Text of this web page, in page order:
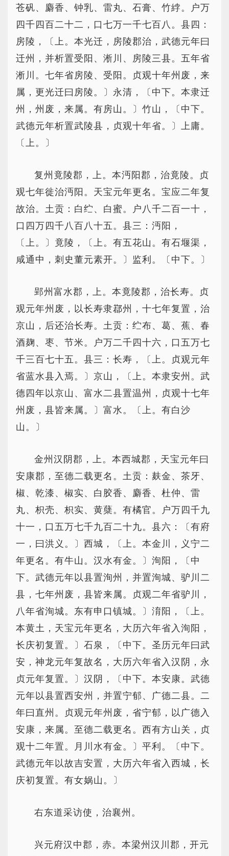
苍矾、麝香、钟乳、雷丸、石膏、竹綍。户万
四千四百二十二，口七万一千七百八。县四：
房陵，〔上。本光迁，房陵郡治，武德元年曰
迁州，并析置受阳、淅川、房陵三县。五年省
淅川。七年省房陵、受阳。贞观十年州废，来
属，更光迁曰房陵。〕永清，〔中下。本隶迁
州，州废，来属。有房山。〕竹山，〔中下。
武德元年析置武陵县，贞观十年省。〕上庸。
〔上。〕
复州竟陵郡，上。本沔阳郡，治竟陵。贞
观七年徙治沔阳。天宝元年更名。宝应二年复
故治。土贡：白纻、白蜜。户八千二百一十，
口四万四千八百八十五。县三：沔阳，
〔上。〕竟陵，〔上。有五花山。有石堰渠，
咸通中，刺史董元素开。〕监利。〔中下。〕
郢州富水郡，上。本竟陵郡，治长寿。贞
观元年州废，以长寿隶鄀州，十七年复置，治
京山，后还治长寿。土贡：纻布、葛、蕉、春
酒麹、枣、节米。户万二千四十六，口五万七
千三百七十五。县三：长寿，〔上。贞观元年
省蓝水县入焉。〕京山，〔上。本隶安州。武
德四年以京山、富水二县置温州，贞观十七年
州废，县皆来属。〕富水。〔上。有白沙
山。〕
金州汉阴郡，上。本西城郡，天宝元年曰
安康郡，至德二载更名。土贡：麸金、茶牙、
椒、乾漆、椒实、白胶香、麝香、杜仲、雷
丸、枳壳、枳实、黄蘖。有橘官。户万四千九
十一，口五万七千九百二十九。县六：〔有府
一，曰洪义。〕西城，〔上。本金川，义宁二
年更名。有牛山。汉水有金。〕洵阳，〔中
下。武德元年以县置洵州，并置洵城、驴川二
县，七年州废，县皆来属。贞观二年省驴川，
八年省洵城。东有申口镇城。〕淯阳，〔上。
本黄土，天宝元年更名，大历六年省入洵阳，
长庆初复置。〕石泉，〔中下。圣历元年曰武
安，神龙元年复故名，大历六年省入汉阴，永
贞元年复置。〕汉阴，〔中下。本安康。武德
元年以县置西安州，并置宁郁、广德二县。二
年曰直州。贞观元年州废，省宁郁，以广德入
安康，来属。至德二载更名。西有方山关，贞
观十二年置。月川水有金。〕平利。〔中下。
武德元年以故吉安置，大历六年省入西城，长
庆初复置。有女娲山。〕
右东道采访使，治襄州。
兴元府汉中郡，赤。本梁州汉川郡，开元